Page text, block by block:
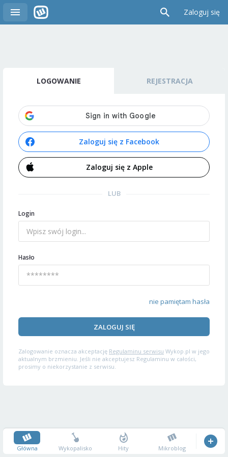
Zaloguj się
LOGOWANIE REJESTRACJA
Zaloguj się z Facebook
Zaloguj się z Apple
LUB
Login
Hasło
nie pamiętam hasła
ZALOGUJ SIĘ
Zalogowanie oznacza akceptację Regulaminu serwisu Wykop.pl w jego
aktualnym brzmieniu. Jeśli nie akceptujesz Regulaminu w całości,
prosimy o niekorzystanie z serwisu.
Główna Wykopalisko Hity Mikroblog